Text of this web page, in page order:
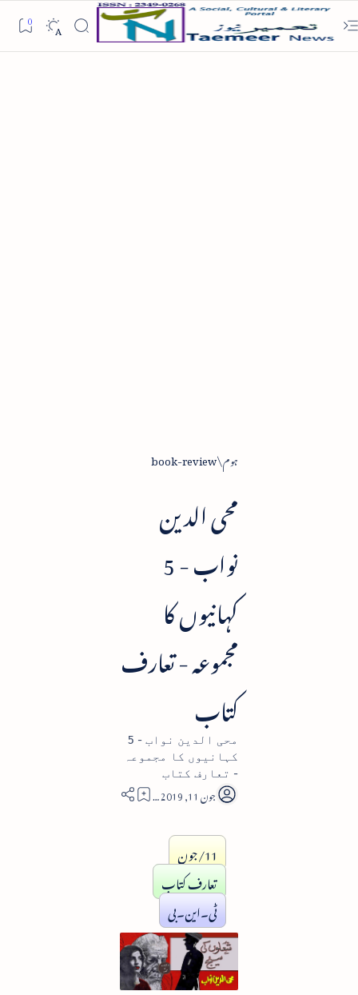
ہوم book-review
محی الدین
نواب - 5
کہانیوں کا
مجموعہ - تعارف
کتاب
محی الدین نواب - 5
کہانیوں کا مجموعہ
- تعارف کتاب
4
11/جون
تعارف کتاب
ٹی۔این۔بی